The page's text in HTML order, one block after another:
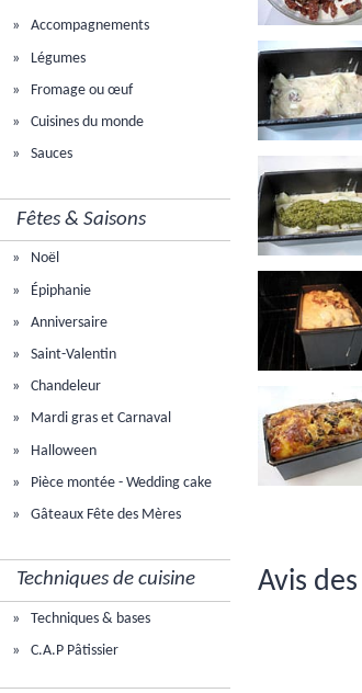
Accompagnements
Légumes
Fromage ou œuf
Cuisines du monde
Sauces
Fêtes & Saisons
Noël
Épiphanie
Anniversaire
Saint-Valentin
Chandeleur
Mardi gras et Carnaval
Halloween
Pièce montée - Wedding cake
Gâteaux Fête des Mères
Techniques de cuisine
Techniques & bases
C.A.P Pâtissier
Avis